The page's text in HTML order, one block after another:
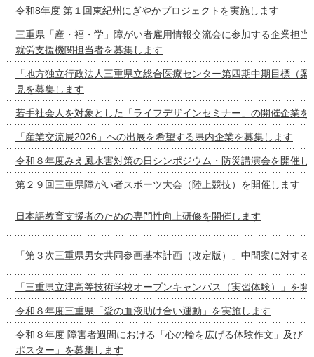
令和8年度 第１回東紀州にぎやかプロジェクトを実施します
三重県「産・福・学」障がい者雇用情報交流会に参加する企業担当
就労支援機関担当者を募集します
「地方独立行政法人三重県立総合医療センター第四期中期目標（
見を募集します
若手社会人を対象とした「ライフデザインセミナー」の開催企業を
「産業交流展2026」への出展を希望する県内企業を募集します
令和８年度みえ風水害対策の日シンポジウム・防災講演会を開催し
第２９回三重県障がい者スポーツ大会（陸上競技）を開催します
日本語教育支援者のための専門性向上研修を開催します
「第３次三重県男女共同参画基本計画（改定版）」中間案に対する
「三重県立津高等技術学校オープンキャンパス（実習体験）」を開
令和８年度三重県「愛の血液助け合い運動」を実施します
令和８年度 障害者週間における「心の輪を広げる体験作文」及び
ポスター」を募集します